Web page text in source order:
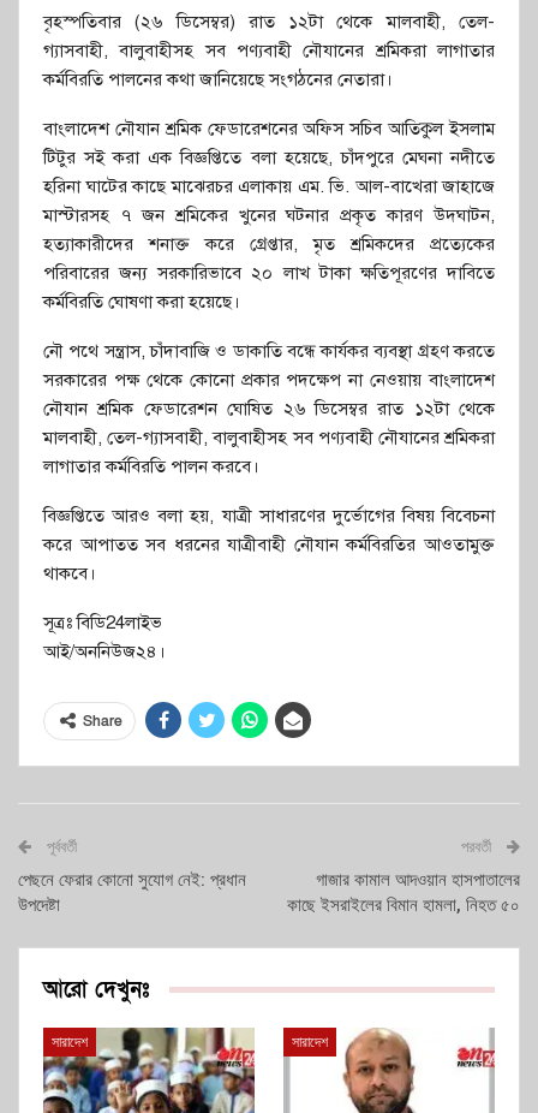
বৃহস্পতিবার (২৬ ডিসেম্বর) রাত ১২টা থেকে মালবাহী, তেল-
গ্যাসবাহী, বালুবাহীসহ সব পণ্যবাহী নৌযানের শ্রমিকরা লাগাতার
কর্মবিরতি পালনের কথা জানিয়েছে সংগঠনের নেতারা।
বাংলাদেশ নৌযান শ্রমিক ফেডারেশনের অফিস সচিব আতিকুল ইসলাম
টিটুর সই করা এক বিজ্ঞপ্তিতে বলা হয়েছে, চাঁদপুরে মেঘনা নদীতে
হরিনা ঘাটের কাছে মাঝেরচর এলাকায় এম. ভি. আল-বাখেরা জাহাজে
মাস্টারসহ ৭ জন শ্রমিকের খুনের ঘটনার প্রকৃত কারণ উদ্ঘাটন,
হত্যাকারীদের শনাক্ত করে গ্রেপ্তার, মৃত শ্রমিকদের প্রত্যেকের
পরিবারের জন্য সরকারিভাবে ২০ লাখ টাকা ক্ষতিপূরণের দাবিতে
কর্মবিরতি ঘোষণা করা হয়েছে।
নৌ পথে সন্ত্রাস, চাঁদাবাজি ও ডাকাতি বন্ধে কার্যকর ব্যবস্থা গ্রহণ করতে
সরকারের পক্ষ থেকে কোনো প্রকার পদক্ষেপ না নেওয়ায় বাংলাদেশ
নৌযান শ্রমিক ফেডারেশন ঘোষিত ২৬ ডিসেম্বর রাত ১২টা থেকে
মালবাহী, তেল-গ্যাসবাহী, বালুবাহীসহ সব পণ্যবাহী নৌযানের শ্রমিকরা
লাগাতার কর্মবিরতি পালন করবে।
বিজ্ঞপ্তিতে আরও বলা হয়, যাত্রী সাধারণের দুর্ভোগের বিষয় বিবেচনা
করে আপাতত সব ধরনের যাত্রীবাহী নৌযান কর্মবিরতির আওতামুক্ত
থাকবে।
সূত্রঃ বিডি24লাইভ
আই/অননিউজ২৪।
Share
পূর্ববর্তী
পেছনে ফেরার কোনো সুযোগ নেই: প্রধান
উপদেষ্টা
পরবর্তী
গাজার কামাল আদওয়ান হাসপাতালের
কাছে ইসরাইলের বিমান হামলা, নিহত ৫০
আরো দেখুনঃ
সারাদেশ সারাদেশ